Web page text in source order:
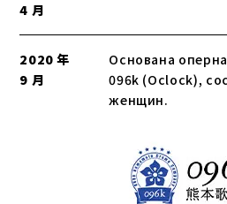
4 月
2020 年
9 月
Основана
096k (Oclock),
женщин.